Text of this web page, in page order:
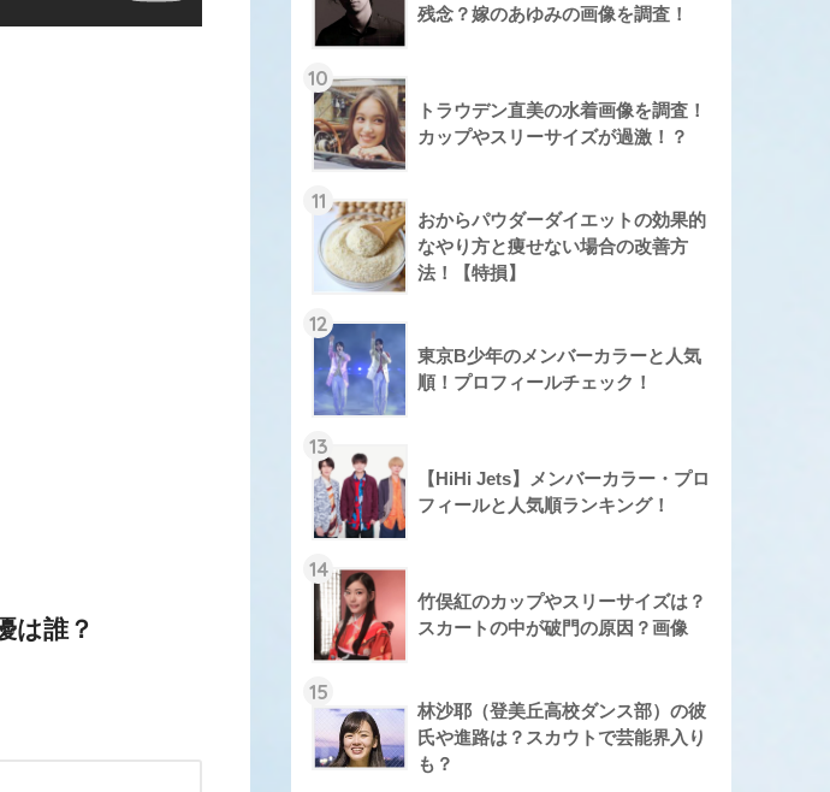
は誰？
残念？嫁のあゆみの画像を調査！
10
トラウデン直美の水着画像を調査！
カップやスリーサイズが過激！？
11
おからパウダーダイエットの効果的
なやり方と痩せない場合の改善方
法！【特損】
12
東京B少年のメンバーカラーと人気
順！プロフィールチェック！
13
【HiHi Jets】メンバーカラー・プロ
フィールと人気順ランキング！
14
竹俣紅のカップやスリーサイズは？
スカートの中が破門の原因？画像
15
林沙耶（登美丘高校ダンス部）の彼
氏や進路は？スカウトで芸能界入り
も？